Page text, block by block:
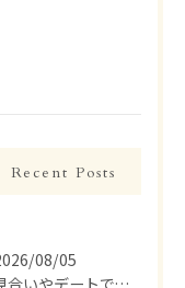
Recent Posts
08/05
お見合いやデートで、ついつい話しすぎちゃう人いませんか？【婚活 男性 話しすぎ】